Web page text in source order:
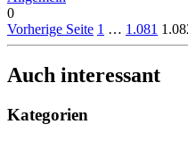
0
Vorherige Seite 1 … 1.081
Auch interessant
Kategorien